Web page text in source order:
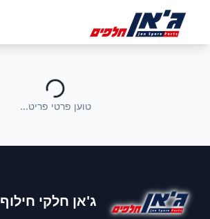
טוען פרטי פריט...
ג'אן חלקי חילוף